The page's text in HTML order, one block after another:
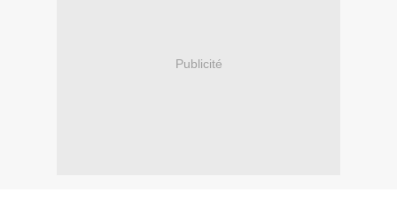
Publicité